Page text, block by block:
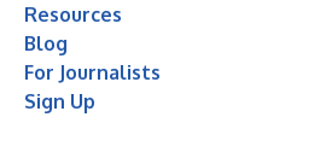
Resources
Blog
For Journalists
Sign Up